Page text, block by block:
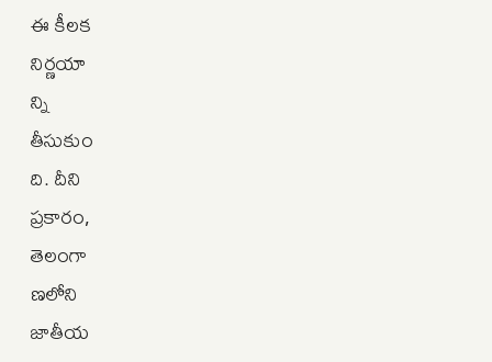
ఈ కీలక
నిర్ణయా
న్ని
తీసుకుం
ది. దీని
ప్రకారం,
తెలంగా
ణలోని
జాతీయ